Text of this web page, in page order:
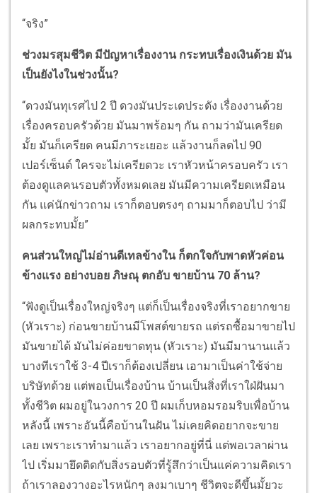
“จริง”
ช่วงมรสุมชีวิต มีปัญหาเรื่องงาน กระทบเรื่องเงินด้วย มัน
เป็นยังไงในช่วงนั้น?
“ดวงมันทุเรศไป 2 ปี ดวงมันประเดประดัง เรื่องงานด้วย
เรื่องครอบครัวด้วย มันมาพร้อมๆ กัน ถามว่ามันเครียด
มั้ย มันก็เครียด คนมีภาระเยอะ แล้วงานก็ลดไป 90
เปอร์เซ็นต์ ใครจะไม่เครียดวะ เราหัวหน้าครอบครัว เรา
ต้องดูแลคนรอบตัวทั้งหมดเลย มันมีความเครียดเหมือน
กัน แค่นักข่าวถาม เราก็ตอบตรงๆ ถามมาก็ตอบไป ว่ามี
ผลกระทบมั้ย”
คนส่วนใหญ่ไม่อ่านดีเทลข้างใน ก็ตกใจกับพาดหัวค่อน
ข้างแรง อย่างบอย ภิษณุ ตกอับ ขายบ้าน 70 ล้าน?
“ฟังดูเป็นเรื่องใหญ่จริงๆ แต่ก็เป็นเรื่องจริงที่เราอยากขาย
(หัวเราะ) ก่อนขายบ้านมีโพสต์ขายรถ แต่รถซื้อมาขายไป
มันขายได้ มันไม่ค่อยขาดทุน (หัวเราะ) มันมีมานานแล้ว
บางทีเราใช้ 3-4 ปีเราก็ต้องเปลี่ยน เอามาเป็นค่าใช้จ่าย
บริษัทด้วย แต่พอเป็นเรื่องบ้าน บ้านเป็นสิ่งที่เราใฝ่ฝันมา
ทั้งชีวิต ผมอยู่ในวงการ 20 ปี ผมเก็บหอมรอมริบเพื่อบ้าน
หลังนี้ เพราะอันนี้คือบ้านในฝัน ไม่เคยคิดอยากจะขาย
เลย เพราะเราทำมาแล้ว เราอยากอยู่ที่นี่ แต่พอเวลาผ่าน
ไป เริ่มมายึดติดกับสิ่งรอบตัวที่รู้สึกว่าเป็นแค่ความคิดเรา
ถ้าเราลองวางอะไรหนักๆ ลงมาเบาๆ ชีวิตจะดีขึ้นมั้ยวะ